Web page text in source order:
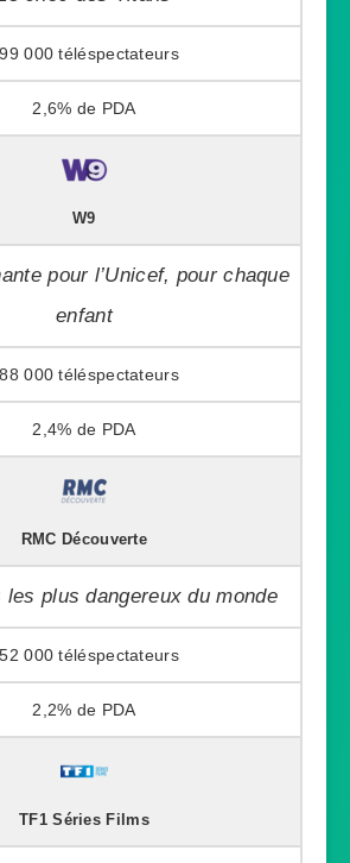
000
2,6%
W9
pour l’Unicef, pour chaque
enfant
000
2,4%
RMC Découverte
plus dangereux du monde
000
2,2%
TF1 Séries Films